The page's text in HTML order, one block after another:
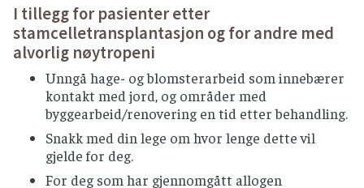
Bruk kun produkter som er laget av
pasteurisert melk.
Myke modningsoster (camembert, brie,
blåmuggost o.l.) bør unngås, men sauser og
annen mat med disse produktene er trygt å
spise varmebehandlet.
Spis is som er i forseglet innpakking, unngå
softis og kuleis fra utsalgssteder
I tillegg for pasienter etter
stamcelletransplantasjon og for andre med
alvorlig nøytropeni
Unngå hage- og blomsterarbeid som innebærer
kontakt med jord, og områder med
byggearbeid/renovering en tid etter behandling.
Snakk med din lege om hvor lenge dette vil
gjelde for deg.
For deg som har gjennomgått allogen